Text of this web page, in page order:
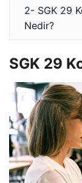
2- SGK 29
Nedir?
SGK 29